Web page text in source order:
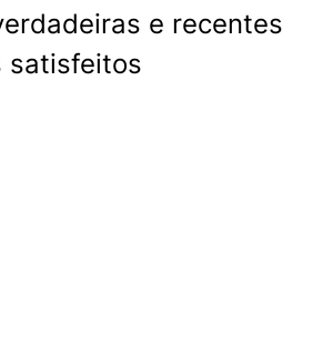
e recentes
satisfeitos